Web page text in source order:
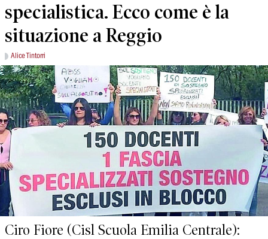
specialistica. Ecco come è la
situazione a Reggio
Alice Tintorri
Ciro Fiore (Cisl Scuola Emilia Centrale):